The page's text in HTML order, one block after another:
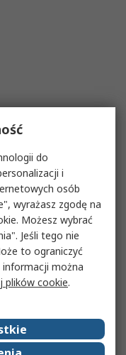
do
i
osób
wyrażasz zgodę na
Możesz wybrać
Jeśli tego nie
to ograniczyć
można
plików cookie.